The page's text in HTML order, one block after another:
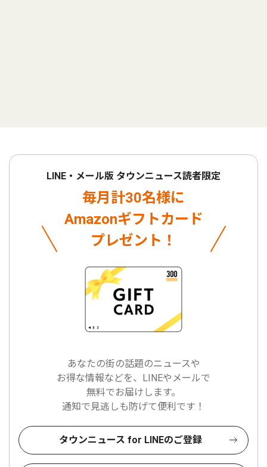
LINE・メール版 タウンニュース読者限定
毎月計30名様に
Amazonギフトカード
プレゼント！
あなたの街の話題のニュースや
お得な情報などを、LINEやメールで
無料でお届けします。
通知で見逃しも防げて便利です！
タウンニュース for LINEのご登録